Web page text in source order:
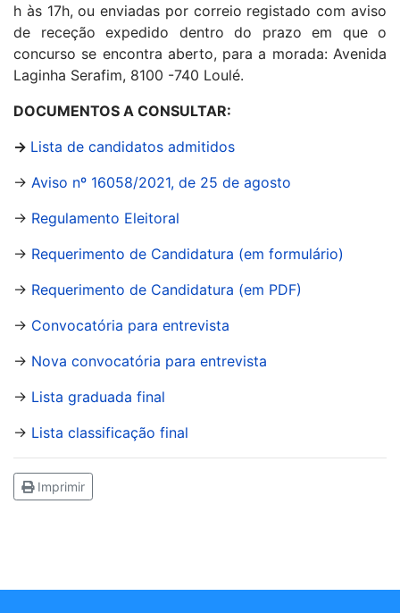
h às 17h, ou enviadas por correio registado com aviso
de receção expedido dentro do prazo em que o
concurso se encontra aberto, para a morada: Avenida
Laginha Serafim, 8100 -740 Loulé.
DOCUMENTOS A CONSULTAR:
→ Lista de candidatos admitidos
→ Aviso nº 16058/2021, de 25 de agosto
→ Regulamento Eleitoral
→ Requerimento de Candidatura (em formulário)
→ Requerimento de Candidatura (em PDF)
→ Convocatória para entrevista
→ Nova convocatória para entrevista
→ Lista graduada final
→ Lista classificação final
Imprimir